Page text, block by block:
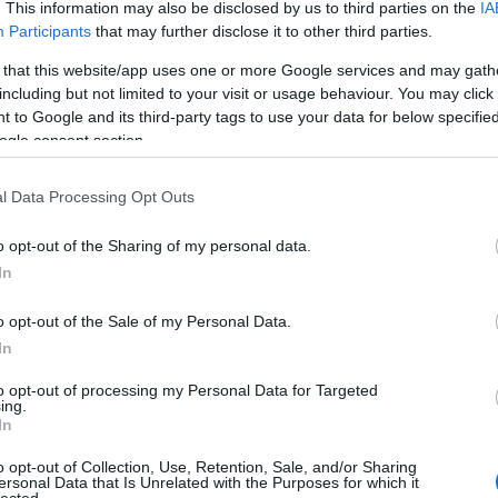
This information may also be disclosed by us to third parties on the
Participants that may further disclose it to other third parties.
this website/app uses one or more Google services and may
but not limited to your visit or usage behaviour. You may
to Google and its third-party tags to use your data for below
consent section.
Data Processing Opt Outs
opt-out of the Sharing of my personal data.
opt-out of the Sale of my Personal Data.
opt-out of processing my Personal Data for Targeted
opt-out of Collection, Use, Retention, Sale, and/or Sharing
Data that Is Unrelated with the Purposes for which it
"Lámpagyűjtögető" rovatba! :)
Válasz erre
·http://szekuriti.blog.hu 2011.04.11. 22:25:34
2011.04.11. 22:41:48
autó jön-megy a Duna felől/felé).
Válasz erre
Zoltán
VIII.
alatti
tulajd...
amerre
elem
2014
2014